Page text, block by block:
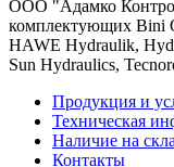
ООО "Адамко
комплектующих Bini
HAWE Hydraulik,
Sun Hydraulics,
Продукция и
Техническая
Наличие на
Контакты